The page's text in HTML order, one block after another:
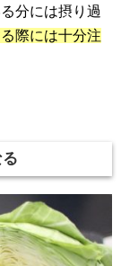
分には摂り過
際には十分注